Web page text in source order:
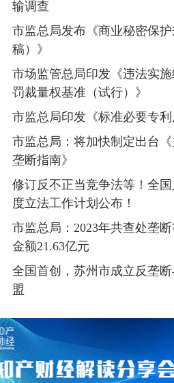
输调查
市监总局发布《商业秘密保
稿）》
市场监管总局印发《违法实
罚裁量权基准（试行）》
市监总局印发《标准必要专利
市监总局：将加快制定出台
垄断指南》
修订反不正当竞争法等！全
度立法工作计划公布！
市监总局：2023年共查处垄
金额21.63亿元
全国首创，苏州市成立反垄
盟